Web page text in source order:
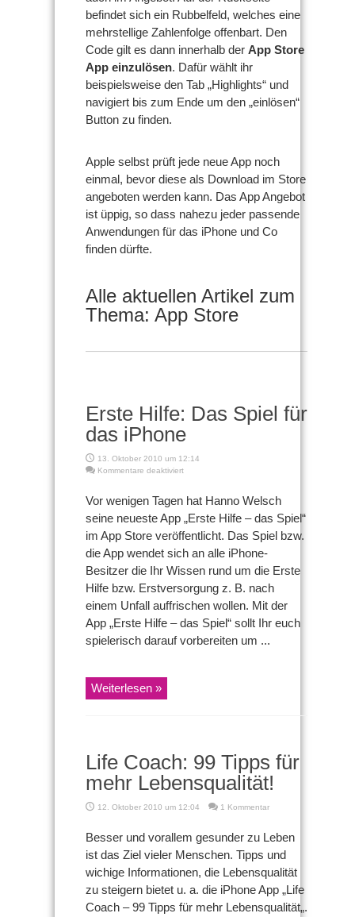
befindet sich ein Rubbelfeld, welches eine
mehrstellige Zahlenfolge offenbart. Den
Code gilt es dann innerhalb der App Store
App einzulösen. Dafür wählt ihr
beispielsweise den Tab „Highlights“ und
navigiert bis zum Ende um den „einlösen“
Button zu finden.
Apple selbst prüft jede neue App noch
einmal, bevor diese als Download im Store
angeboten werden kann. Das App Angebot
ist üppig, so dass nahezu jeder passende
Anwendungen für das iPhone und Co
finden dürfte.
Alle aktuellen Artikel zum
Thema: App Store
Erste Hilfe: Das Spiel für
das iPhone
13. Oktober 2010 um 12:14
Kommentare deaktiviertfür
Das
Spiel
für
das
iPhone
Vor wenigen Tagen hat Hanno Welsch
seine neueste App „Erste Hilfe – das Spiel“
im App Store veröffentlicht. Das Spiel bzw.
die App wendet sich an alle iPhone-
Besitzer die Ihr Wissen rund um die Erste
Hilfe bzw. Erstversorgung z. B. nach
einem Unfall auffrischen wollen. Mit der
App „Erste Hilfe – das Spiel“ sollt Ihr euch
spielerisch darauf vorbereiten um ...
Weiterlesen »
Life Coach: 99 Tipps für
mehr Lebensqualität!
12. Oktober 2010 um 12:04 1 Kommentar
Besser und vorallem gesunder zu Leben
ist das Ziel vieler Menschen. Tipps und
wichige Informationen, die Lebensqualität
zu steigern bietet u. a. die iPhone App „Life
Coach – 99 Tipps für mehr Lebensqualität„.